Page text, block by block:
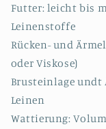
Futter: leicht bis
Leinenstoffe
Rücken- und
oder Viskose)
Brusteinlage undt
Leinen
Wattierung: